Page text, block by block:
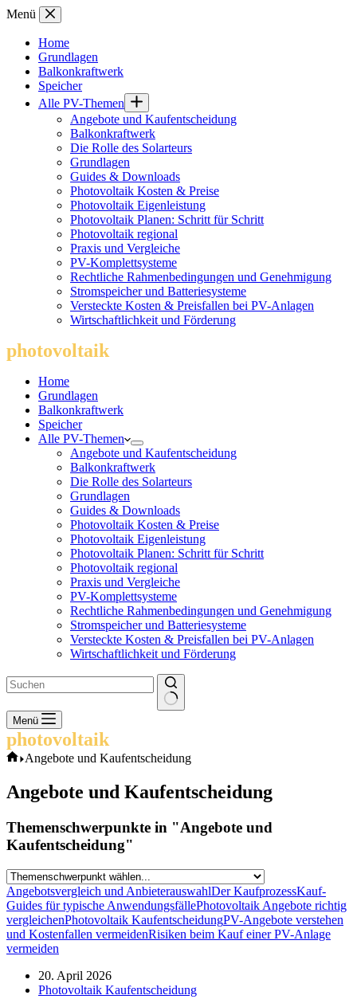
Zum
springen
Menü
Home
Grundlagen
Balkonkraftwerk
Speicher
Alle PV-Themen
Angebote und Kaufentscheidung
Balkonkraftwerk
Die Rolle des Solarteurs
Grundlagen
Guides & Downloads
Photovoltaik Kosten & Preise
Photovoltaik Eigenleistung
Photovoltaik Planen: Schritt für Schritt
Photovoltaik regional
Praxis und Vergleiche
PV-Komplettsysteme
Rechtliche Rahmenbedingungen und Genehmigung
Stromspeicher und Batteriesysteme
Versteckte Kosten & Preisfallen bei PV-Anlagen
Wirtschaftlichkeit und Förderung
photovoltaik
Home
Grundlagen
Balkonkraftwerk
Speicher
Alle PV-Themen
Angebote und Kaufentscheidung
Balkonkraftwerk
Die Rolle des Solarteurs
Grundlagen
Guides & Downloads
Photovoltaik Kosten & Preise
Photovoltaik Eigenleistung
Photovoltaik Planen: Schritt für Schritt
Photovoltaik regional
Praxis und Vergleiche
PV-Komplettsysteme
Rechtliche Rahmenbedingungen und Genehmigung
Stromspeicher und Batteriesysteme
Versteckte Kosten & Preisfallen bei PV-Anlagen
Wirtschaftlichkeit und Förderung
Keine
Ergebnisse
Menü
photovoltaik
Start
Angebote und Kaufentscheidung
Angebote und Kaufentscheidung
Themenschwerpunkte in "Angebote und
Kaufentscheidung"
Angebotsvergleich und AnbieterauswahlDer KaufprozessKauf-
Guides für typische AnwendungsfällePhotovoltaik Angebote richtig
vergleichenPhotovoltaik KaufentscheidungPV-Angebote verstehen
und Kostenfallen vermeidenRisiken beim Kauf einer PV-Anlage
vermeiden
20. April 2026
Photovoltaik Kaufentscheidung